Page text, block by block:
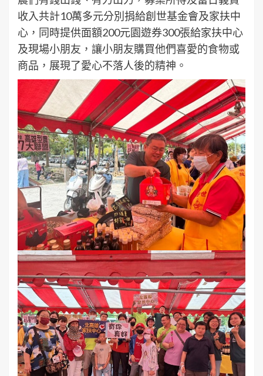
收入共計10萬多元分別捐給創世基金會及家扶中
心，同時提供面額200元園遊券300張給家扶中心
及現場小朋友，讓小朋友購買他們喜愛的食物或
商品，展現了愛心不落人後的精神。